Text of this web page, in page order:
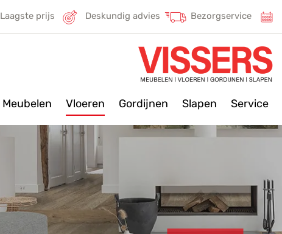
Laagste prijs Deskundig advies Bezorgservice
Meubelen Vloeren Gordijnen Slapen Service